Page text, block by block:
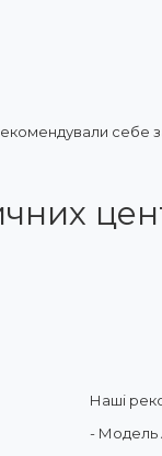
себе
Наші
- Модель